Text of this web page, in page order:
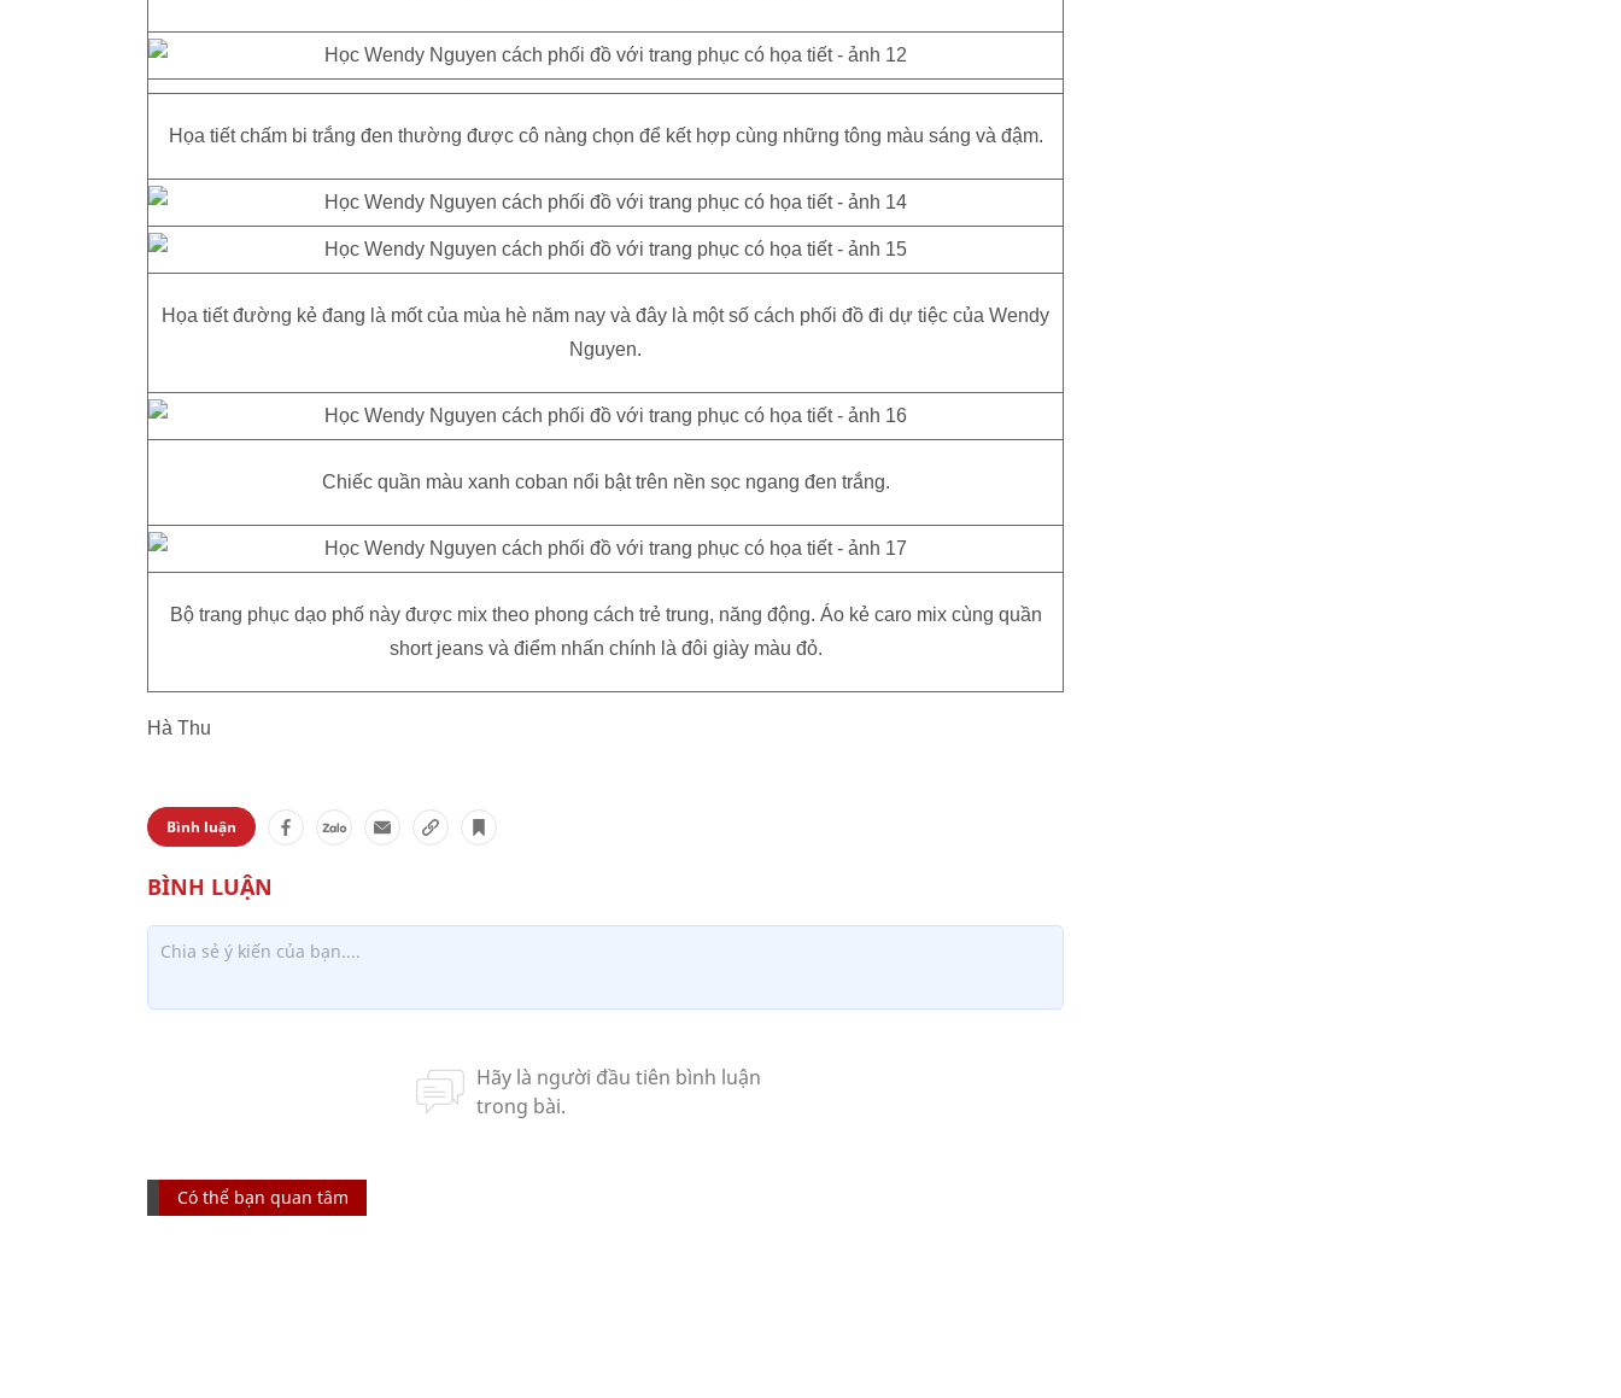
Họa tiết chấm bi trắng đen thường được cô nàng chọn để kết hợp cùng những tông màu sáng và đậm.
Họa tiết đường kẻ đang là mốt của mùa hè năm nay và đây là một số cách phối đồ đi dự tiệc của Wendy
Nguyen.
Chiếc quần màu xanh coban nổi bật trên nền sọc ngang đen trắng.
Bộ trang phục dạo phố này được mix theo phong cách trẻ trung, năng động. Áo kẻ caro mix cùng quần
short jeans và điểm nhấn chính là đôi giày màu đỏ.
Hà Thu
Bình luận
Có thể bạn quan tâm